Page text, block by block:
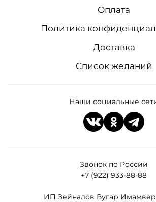
Звонок по России
+7 (922) 933-88-88
ИП Зейналов Вугар
Оплата
Политика
Доставка
Список желаний
Наши социальные